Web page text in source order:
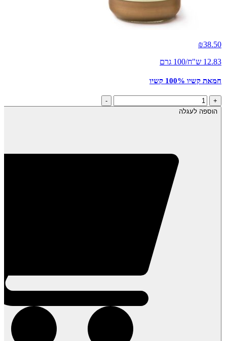
₪38.50
12.83 ש"ח/100 גרם
חמאת קשיו 100% קשיו
+
כמות
של
-
הוספה לעגלה